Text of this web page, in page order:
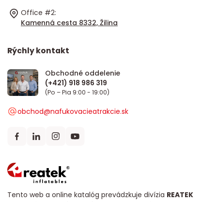
Office #2:
Kamenná cesta 8332, Žilina
Tento web a online katalóg prevádzkuje divízia REATEK
Rýchly kontakt
Obchodné oddelenie
(Po – Pia 9:00 - 19:00)
obchod@nafukovacieatrakcie.sk